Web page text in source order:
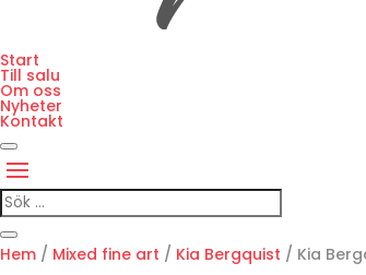
Start
Till salu
Om oss
Nyheter
Kontakt
Hem / Mixed fine art / Kia Bergquist / Kia